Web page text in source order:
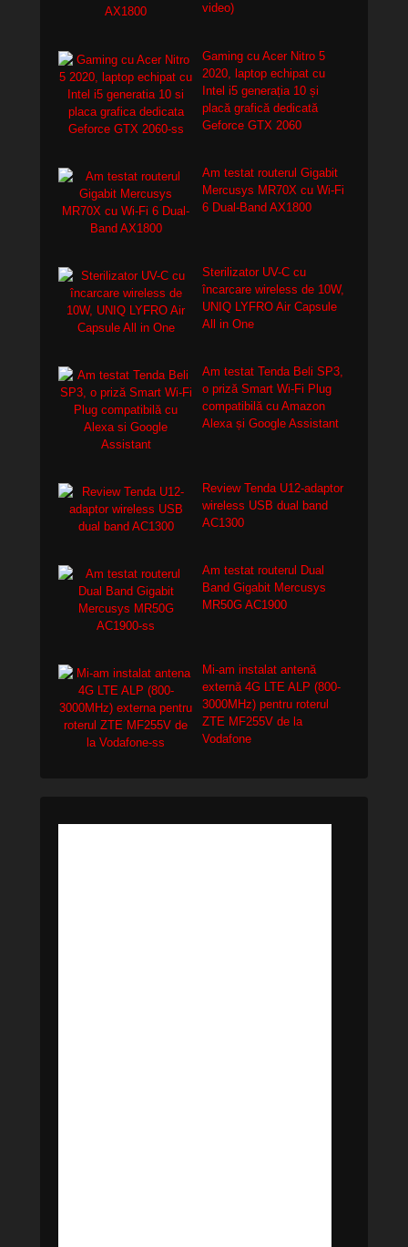
video)
Gaming cu Acer Nitro 5
2020, laptop echipat cu
Intel i5 generația 10 și
placă grafică dedicată
Geforce GTX 2060
Am testat routerul Gigabit
Mercusys MR70X cu Wi-Fi
6 Dual-Band AX1800
Sterilizator UV-C cu
încarcare wireless de 10W,
UNIQ LYFRO Air Capsule
All in One
Am testat Tenda Beli SP3,
o priză Smart Wi-Fi Plug
compatibilă cu Amazon
Alexa și Google Assistant
Review Tenda U12-adaptor
wireless USB dual band
AC1300
Am testat routerul Dual
Band Gigabit Mercusys
MR50G AC1900
Mi-am instalat antenă
externă 4G LTE ALP (800-
3000MHz) pentru roterul
ZTE MF255V de la
Vodafone